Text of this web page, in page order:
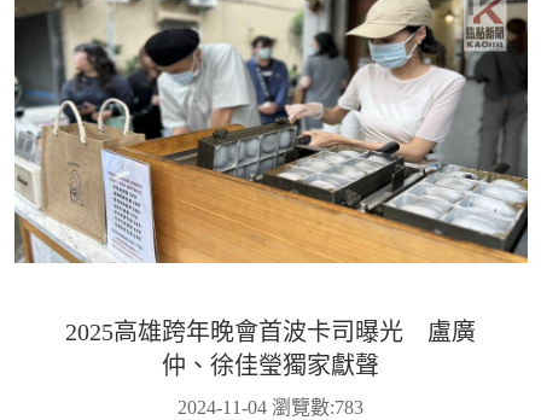
2025高雄跨年晚會首波卡司曝光 盧廣
仲、徐佳瑩獨家獻聲
2024-11-04 瀏覽數:783